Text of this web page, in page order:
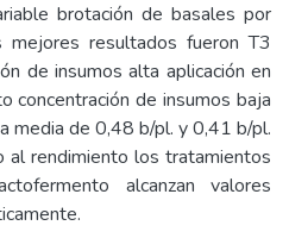
brotación de basales por
resultados fueron T3
de insumos alta aplicación en
concentración de insumos baja
media de 0,48 b/pl. y 0,41 b/pl.
al rendimiento los tratamientos
alcanzan valores